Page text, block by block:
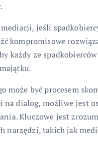
jeśli
kompromisowe
każdy ze
może być procesem
dialog, możliwe jest
Kluczowe jest
narzędzi, takich jak